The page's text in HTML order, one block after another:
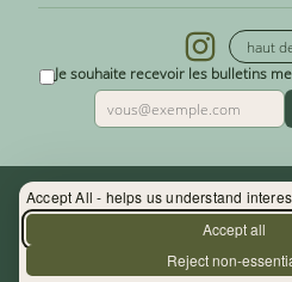
Accept All - helps us understand
Accept all
Reject non-
haut
Je souhaite recevoir les bulletins
Contact : (+352) 33
Centre de Yoga - La Source